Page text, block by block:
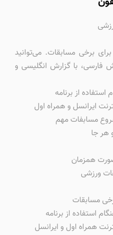
برخی مسابقات. می‌توانید
فارسی، با گزارش انگلیسی و
از برنامه
ایرانسل و همراه اول
مسابفات مهم
هر جا
همزمان
ورزشی
مسابقات
استفاده از برنامه
همراه اول و ایرانسل